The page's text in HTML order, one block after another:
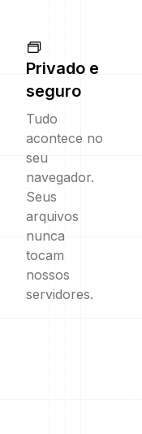
Privado e
seguro
Tudo
acontece no
seu
navegador.
Seus
arquivos
nunca
tocam
nossos
servidores.